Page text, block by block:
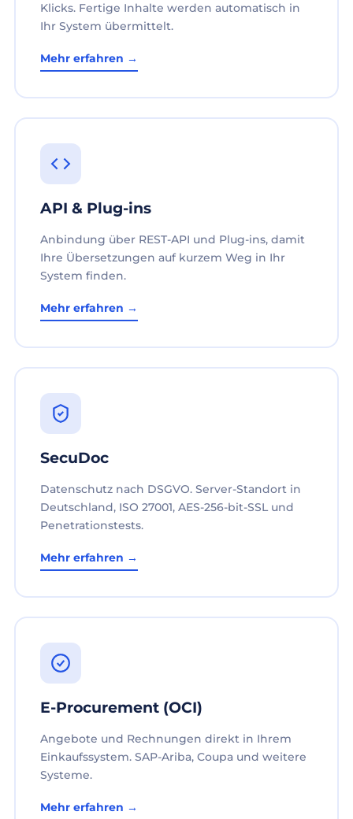
Klicks. Fertige Inhalte werden automatisch in
Ihr System übermittelt.
Mehr erfahren →
API & Plug-ins
Anbindung über REST-API und Plug-ins, damit
Ihre Übersetzungen auf kurzem Weg in Ihr
System finden.
Mehr erfahren →
SecuDoc
Datenschutz nach DSGVO. Server-Standort in
Deutschland, ISO 27001, AES-256-bit-SSL und
Penetrationstests.
Mehr erfahren →
E-Procurement (OCI)
Angebote und Rechnungen direkt in Ihrem
Einkaufssystem. SAP-Ariba, Coupa und weitere
Systeme.
Mehr erfahren →